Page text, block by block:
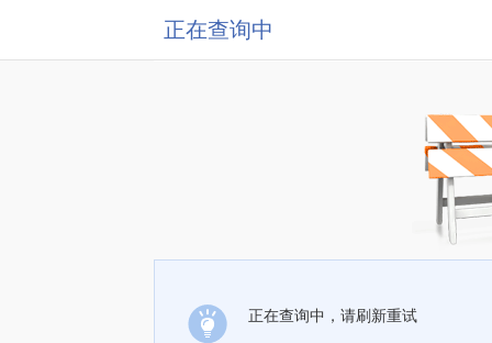
正在查询中
正在查询中，请刷新重试